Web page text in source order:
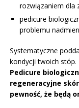
rozwiązaniem dla
pedicure
problemu
Systematyczne
kondycji twoich stóp.
Pedicure
regeneracyjne
pewność, że będą